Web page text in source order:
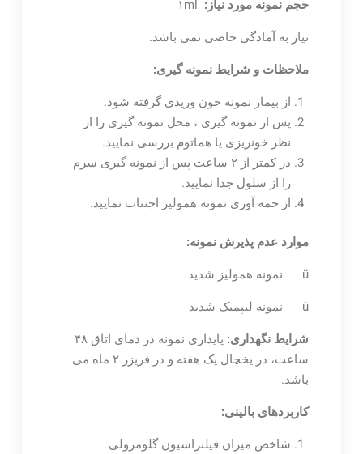
حجم نمونه مورد نیاز:
نیاز به آمادگی خاصی نمی باشد.
ملاحظات و شرایط نمونه گیری:
از بیمار نمونه خون وریدی گرفته شود.
پس از نمونه گیری ، محل نمونه گیری را از
نظر خونریزی یا هماتوم بررسی نمایید.
در کمتر از ۲ ساعت پس از نمونه گیری سرم
را از سلول جدا نمایید.
از جمه آوری نمونه همولیز اجتناب نمایید.
موارد عدم پذیرش نمونه:
ü نمونه همولیز شدید
ü نمونه لیپمیک شدید
شرایط نگهداری:
پایداری نمونه در دمای اتاق ۴۸
ساعت، در یخچال یک هفته و در فریزر ۲ ماه می
باشد.
کاربردهای بالینی:
شاخص میزان فیلتراسیون گلومرولی